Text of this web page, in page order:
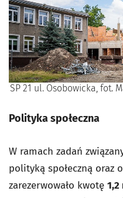
SP 21 ul. Osobowicka, fot.
Polityka społeczna
W ramach zadań
polityką społeczną oraz
zarezerwowało kwotę 1,2